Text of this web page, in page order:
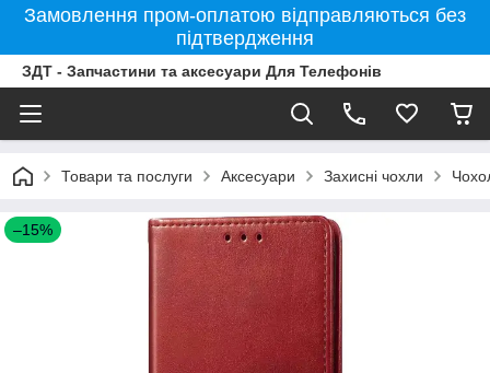
Замовлення пром-оплатою відправляються без
підтвердження
ЗДТ - Запчастини та аксесуари Для Телефонів
Товари та послуги Аксесуари Захисні чохли
–15%